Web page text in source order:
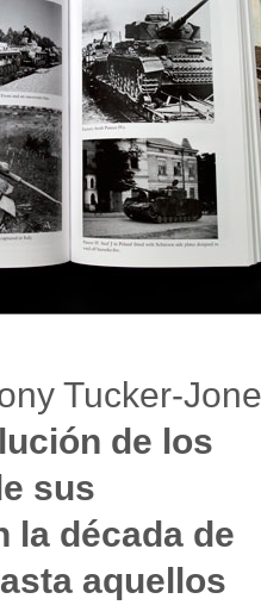
Tucker-
de los
sus
la década de
aquellos